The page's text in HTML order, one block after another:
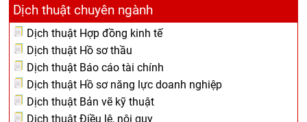
Dịch thuật chuyên ngành
Dịch thuật Hợp đồng kinh tế
Dịch thuật Hồ sơ thầu
Dịch thuật Báo cáo tài chính
Dịch thuật Hồ sơ năng lực doanh nghiệp
Dịch thuật Bản vẽ kỹ thuật
Dịch thuật Điều lệ, nội quy